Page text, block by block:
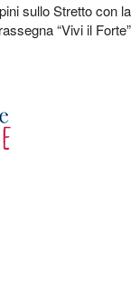
sullo Stretto con la
rassegna “Vivi il Forte”